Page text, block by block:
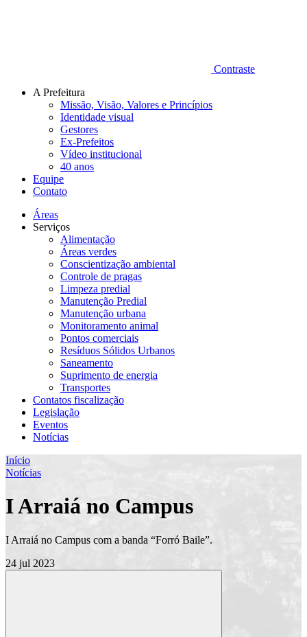
Contraste
A Prefeitura
Missão, Visão, Valores e Princípios
Identidade visual
Gestores
Ex-Prefeitos
Vídeo institucional
40 anos
Equipe
Contato
Áreas
Serviços
Alimentação
Áreas verdes
Conscientização ambiental
Controle de pragas
Limpeza predial
Manutenção Predial
Manutenção urbana
Monitoramento animal
Pontos comerciais
Resíduos Sólidos Urbanos
Saneamento
Suprimento de energia
Transportes
Contatos fiscalização
Legislação
Eventos
Notícias
Início
Notícias
I Arraiá no Campus
I Arraiá no Campus com a banda “Forró Baile”.
24 jul 2023